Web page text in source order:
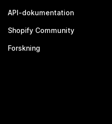
API-dokumentation
Shopify Community
Forskning